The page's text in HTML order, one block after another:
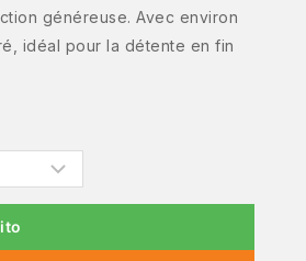
généreuse. Avec environ
idéal pour la détente en fin